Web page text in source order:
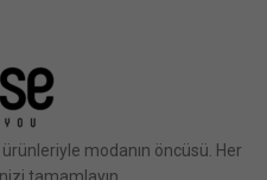
modanın öncüsü. Her
tamamlayın.